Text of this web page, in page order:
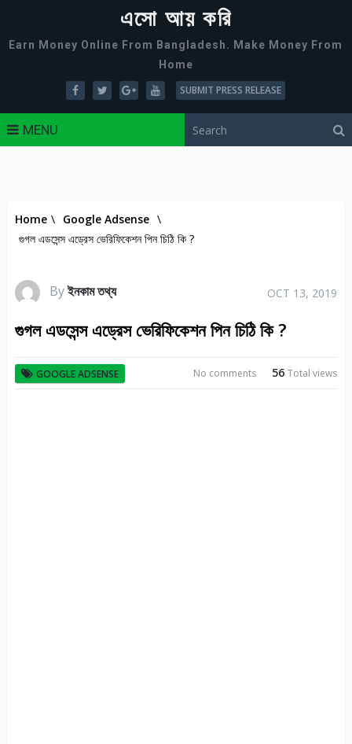
এসো আয় করি
Earn Money Online From Bangladesh. Make Money From
Home
SUBMIT PRESS RELEASE
MENU
Home \ Google Adsense \
গুগল এডসেন্স এড্রেস ভেরিফিকেশন পিন চিঠি কি ?
Byইনকাম তথ্য OCT 13, 2019
গুগল এডসেন্স এড্রেস ভেরিফিকেশন পিন চিঠি কি ?
GOOGLE ADSENSE 56Total views
No comments